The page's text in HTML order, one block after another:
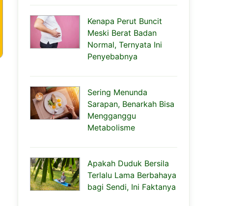
Kenapa Perut Buncit
Meski Berat Badan
Normal, Ternyata Ini
Penyebabnya
Sering Menunda
Sarapan, Benarkah Bisa
Mengganggu
Metabolisme
Apakah Duduk Bersila
Terlalu Lama Berbahaya
bagi Sendi, Ini Faktanya